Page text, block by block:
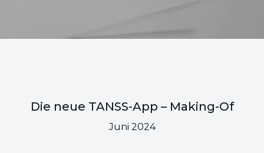
Die neue TANSS-App – Making-Of
Juni 2024